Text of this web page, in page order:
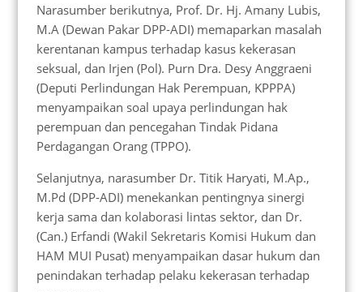
Narasumber berikutnya, Prof. Dr. Hj. Amany Lubis,
M.A (Dewan Pakar DPP-ADI) memaparkan masalah
kerentanan kampus terhadap kasus kekerasan
seksual, dan Irjen (Pol). Purn Dra. Desy Anggraeni
(Deputi Perlindungan Hak Perempuan, KPPPA)
menyampaikan soal upaya perlindungan hak
perempuan dan pencegahan Tindak Pidana
Perdagangan Orang (TPPO).
Selanjutnya, narasumber Dr. Titik Haryati, M.Ap.,
M.Pd (DPP-ADI) menekankan pentingnya sinergi
kerja sama dan kolaborasi lintas sektor, dan Dr.
(Can.) Erfandi (Wakil Sekretaris Komisi Hukum dan
HAM MUI Pusat) menyampaikan dasar hukum dan
penindakan terhadap pelaku kekerasan terhadap